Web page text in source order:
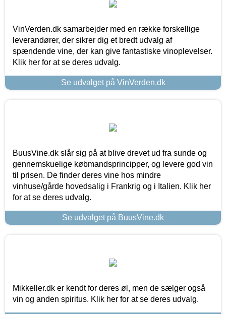
VinVerden.dk samarbejder med en række forskellige
leverandører, der sikrer dig et bredt udvalg af
spændende vine, der kan give fantastiske vinoplevelser.
Klik her for at se deres udvalg.
Se udvalget på VinVerden.dk
BuusVine.dk slår sig på at blive drevet ud fra sunde og
gennemskuelige købmandsprincipper, og levere god vin
til prisen. De finder deres vine hos mindre
vinhuse/gårde hovedsalig i Frankrig og i Italien. Klik her
for at se deres udvalg.
Se udvalget på BuusVine.dk
Mikkeller.dk er kendt for deres øl, men de sælger også
vin og anden spiritus. Klik her for at se deres udvalg.